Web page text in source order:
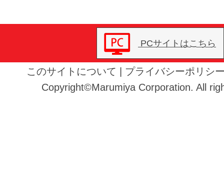
PCサイトはこちら
このサイトについて
プライバシーポリシ
Copyright©Marumiya Corporation. All